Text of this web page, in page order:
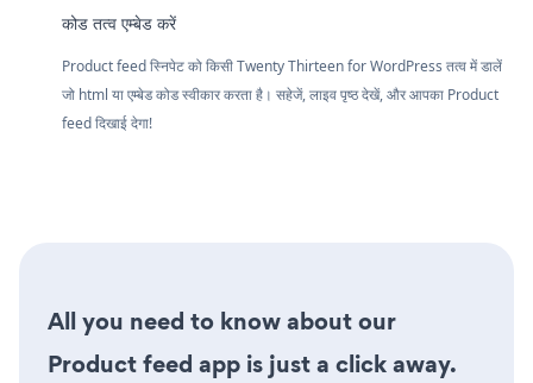
कोड तत्व एम्बेड करें
Product feed स्निपेट को किसी Twenty Thirteen for WordPress तत्व में डालें
जो html या एम्बेड कोड स्वीकार करता है। सहेजें, लाइव पृष्ठ देखें, और आपका Product
feed दिखाई देगा!
All you need to know about our
Product feed app is just a click away.